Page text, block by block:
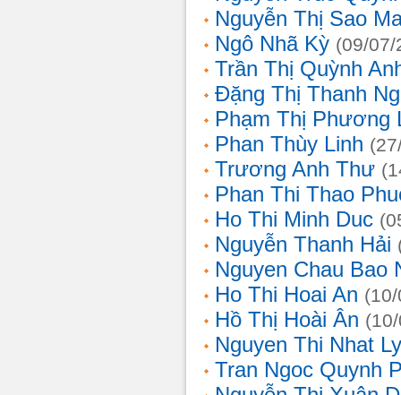
Nguyễn Thị Sao
Ngô Nhã Kỳ (09/07/
Trần Thị Quỳnh
Đặng Thị Thanh
Phạm Thị Phương
Phan Thùy Linh
Trương Anh Thư
Phan Thi Thao
Ho Thi Minh Duc
Nguyễn Thanh Hải
Nguyen Chau Bao
Ho Thi Hoai An
Hồ Thị Hoài Ân
Nguyen Thi Nhat Ly
Tran Ngoc Quynh